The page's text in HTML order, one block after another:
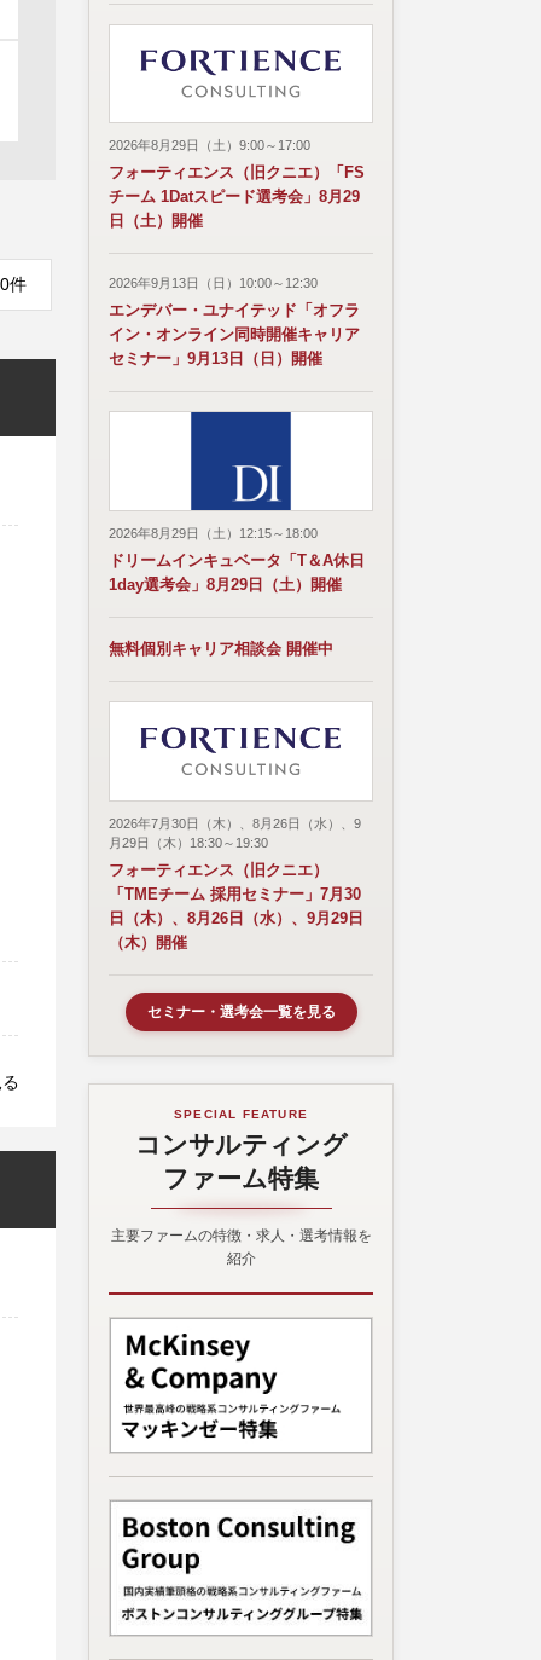
件
2026年8月29日（土）9:00～17:00
フォーティエンス（旧クニエ）「FS
チーム 1Datスピード選考会」8月29
日（土）開催
2026年9月13日（日）10:00～12:30
エンデバー・ユナイテッド「オフラ
イン・オンライン同時開催キャリア
セミナー」9月13日（日）開催
2026年8月29日（土）12:15～18:00
ドリームインキュベータ「T＆A休日
1day選考会」8月29日（土）開催
無料個別キャリア相談会 開催中
2026年7月30日（木）、8月26日（水）、9
月29日（木）18:30～19:30
フォーティエンス（旧クニエ）
「TMEチーム 採用セミナー」7月30
日（木）、8月26日（水）、9月29日
（木）開催
セミナー・選考会一覧を見る
SPECIAL FEATURE
コンサルティング
ファーム特集
主要ファームの特徴・求人・選考情報を
紹介